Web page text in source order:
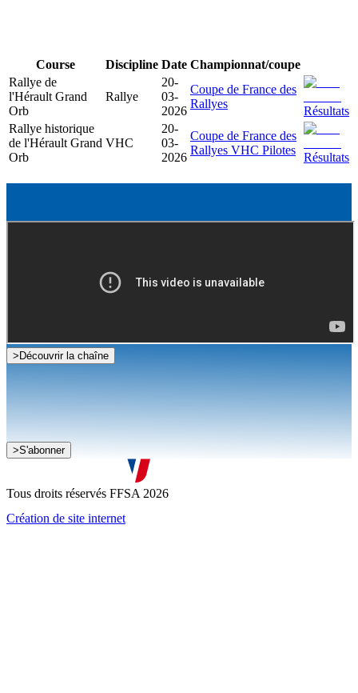
Course Discipline Date Championnat/coupe
Rallye de
l'Hérault Grand
Orb
Rallye
20-
03-
2026
Coupe de France des
Rallyes
Résultats
Rallye historique
de l'Hérault Grand
Orb
VHC
20-
03-
2026
Coupe de France des
Rallyes VHC Pilotes
Résultats
> Découvrir la chaîne
Je souhaite recevoir la newsletter de la FFSA
J'accepte que mes informations soient collectées conformément à
politique de confidentialité
>S'abonner
Tous droits réservés FFSA 2026
Création de site internet